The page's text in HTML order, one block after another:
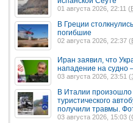
01 августа 2026, 22:11 (
В Греции
погибшие
02 августа 2026, 22:37 (
Иран заявил, что
нападение на
03 августа 2026, 23:51 (
В Италии произошло
туристического
получили травмы.
03 августа 2026, 15:03 (